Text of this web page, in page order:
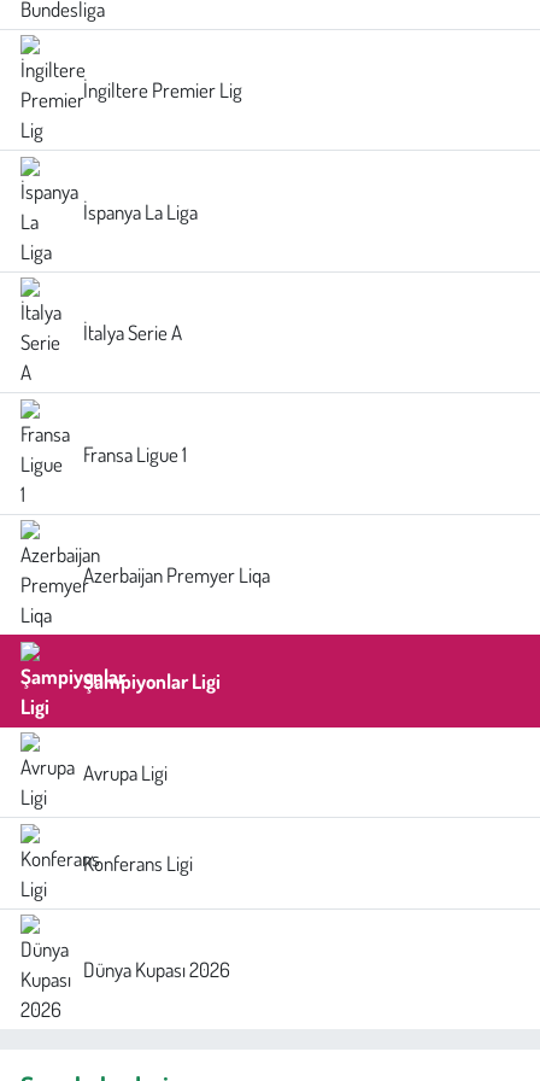
İngiltere Premier Lig
İspanya La Liga
İtalya Serie A
Fransa Ligue 1
Azerbaijan Premyer Liqa
Şampiyonlar Ligi
Avrupa Ligi
Konferans Ligi
Dünya Kupası 2026
Kent
Eğlence